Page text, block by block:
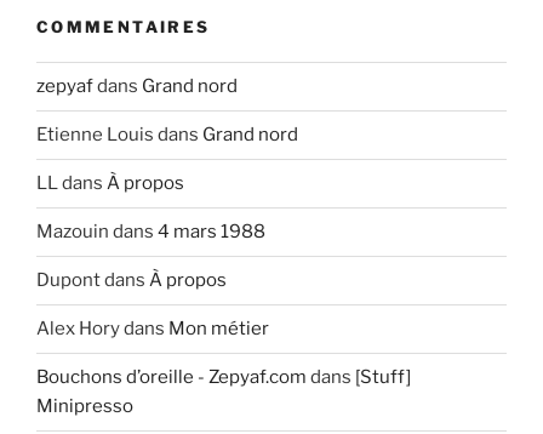
COMMENTAIRES
zepyafdans Grand nord
Etienne Louis dans Grand nord
LLdans À propos
Mazouin dans 4 mars 1988
Dupontdans À propos
Alex Horydans Mon métier
Bouchons d’oreille - Zepyaf.com dans [Stuff]
Minipresso